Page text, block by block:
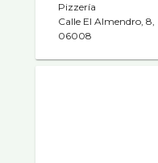
Pizzerí­a
Calle El Almendro, 8,
06008